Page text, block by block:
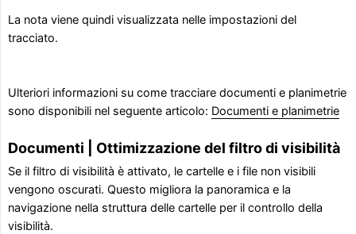
La nota viene quindi visualizzata nelle impostazioni del
tracciato.
Ulteriori informazioni su come tracciare documenti e planimetrie
sono disponibili nel seguente articolo: Documenti e planimetrie
Documenti | Ottimizzazione del filtro di visibilità
Se il filtro di visibilità è attivato, le cartelle e i file non visibili
vengono oscurati. Questo migliora la panoramica e la
navigazione nella struttura delle cartelle per il controllo della
visibilità.